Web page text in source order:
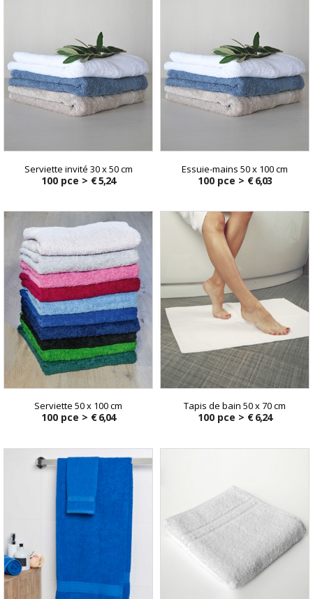
Serviette invité 30 x 50 cm
100 pce > € 5,24
Essuie-mains 50 x 100 cm
100 pce > € 6,03
Serviette 50 x 100 cm
100 pce > € 6,04
Tapis de bain 50 x 70 cm
100 pce > € 6,24